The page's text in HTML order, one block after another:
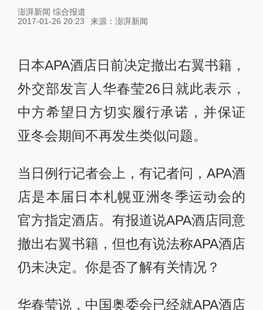
澎湃新闻 综合报道
2017-01-26 20:23
来源： 澎湃新闻
日本APA酒店日前决定撤出右翼书籍，
外交部发言人华春莹26日就此表示，
中方希望日方切实履行承诺，并保证
亚冬会期间不再发生类似问题。
当日例行记者会上，有记者问，APA酒
店是本届日本札幌亚洲冬季运动会的
官方指定酒店。有报道说APA酒店同意
撤出右翼书籍，但也有说法称APA酒店
仍未决定。你是否了解有关情况？
华春莹说，中国奥委会已经就APA酒店